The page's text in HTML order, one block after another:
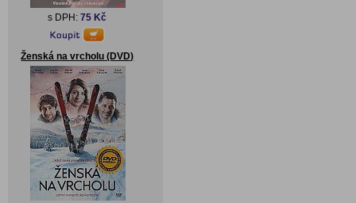
s DPH:75 Kč
Ženská na vrcholu (DVD)